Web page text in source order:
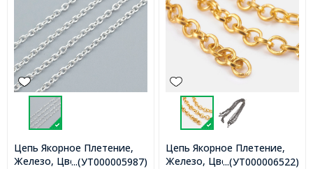
...(УТ000005987)
Цепь Якорное Плетение,
Железо, Цвет: Серебро,
...(УТ000006522)
Цепь Якорное Плетение,
Железо, Цвет: Золото,